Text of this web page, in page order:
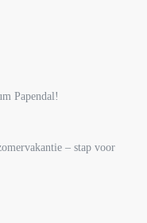
Papendal!
– stap voor